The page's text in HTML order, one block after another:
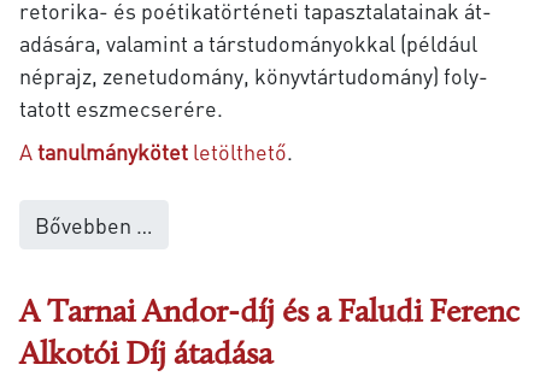
retorika- és po­é­ti­ka­tör­té­ne­ti ta­pasz­ta­la­ta­i­nak át­
adá­sá­ra, va­la­mint a társ­tu­dományok­kal (például
nép­rajz, ze­ne­tu­do­mány, könyv­tár­tu­do­mány) foly­
tatott esz­me­cse­ré­re.
Atanulmánykötetletölthető.
Bővebben …
A Tarnai Andor-díj és a Faludi Ferenc
Alkotói Díj átadása